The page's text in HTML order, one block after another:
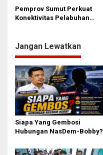
Pemprov Sumut Perkuat
Konektivitas Pelabuhan
Jangan Lewatkan
Siapa Yang Gembosi
Hubungan NasDem-Bobby?